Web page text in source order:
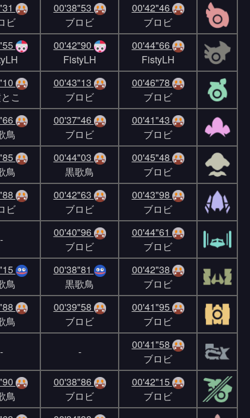
ビ
00'38"53
ブロビ
00'42"46
ブロビ
00'42"90
FistyLH
00'44"66
FistyLH
こ
00'43"13
ブロビ
00'46"78
ブロビ
鳥
00'37"46
ブロビ
00'41"43
ブロビ
鳥
00'44"03
黒歌鳥
00'45"48
ブロビ
ビ
00'42"63
ブロビ
00'43"98
ブロビ
-
00'40"96
ブロビ
00'44"61
ブロビ
鳥
00'38"81
黒歌鳥
00'42"38
ブロビ
鳥
00'39"58
ブロビ
00'41"95
ブロビ
- -
00'41"58
ブロビ
鳥
00'38"86
ブロビ
00'42"15
ブロビ